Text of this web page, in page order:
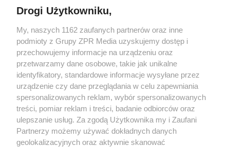
Żaden utwór zamieszczony w serwisie nie może być powielany i
rozpowszechniany lub dalej rozpowszechniany w jakikolwiek sposób
(w tym także elektroniczny lub mechaniczny) na jakimkolwiek polu
eksploatacji w jakiejkolwiek formie, włącznie z umieszczaniem w
Internecie bez pisemnej zgody właściciela praw. Jakiekolwiek użycie
lub wykorzystanie utworów w całości lub w części z naruszeniem
prawa, tzn. bez właściwej zgody, jest zabronione pod groźbą kary i
może być ścigane prawnie.
Drogi Użytkowniku,
My, naszych 1162 zaufanych partnerów oraz inne
podmioty z Grupy ZPR Media uzyskujemy dostęp i
przechowujemy informacje na urządzeniu oraz
przetwarzamy dane osobowe, takie jak unikalne
identyfikatory, standardowe informacje wysyłane przez
urządzenie czy dane przeglądania w celu zapewniania
spersonalizowanych reklam, wybór spersonalizowanych
treści, pomiar reklam i treści, badanie odbiorców oraz
ulepszanie usług. Za zgodą Użytkownika my i Zaufani
Partnerzy możemy używać dokładnych danych
geolokalizacyjnych oraz aktywnie skanować